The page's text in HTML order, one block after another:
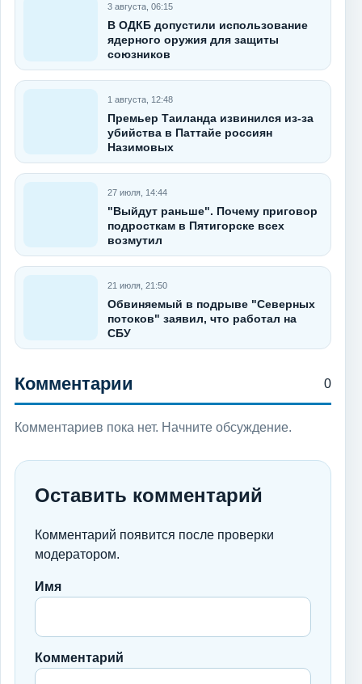
3 августа, 06:15
В ОДКБ допустили использование
ядерного оружия для защиты
союзников
1 августа, 12:48
Премьер Таиланда извинился из-за
убийства в Паттайе россиян
Назимовых
27 июля, 14:44
"Выйдут раньше". Почему приговор
подросткам в Пятигорске всех
возмутил
21 июля, 21:50
Обвиняемый в подрыве "Северных
потоков" заявил, что работал на
СБУ
Комментарии 0
Комментариев пока нет. Начните обсуждение.
Оставить комментарий
Комментарий появится после проверки
модератором.
Имя
Комментарий